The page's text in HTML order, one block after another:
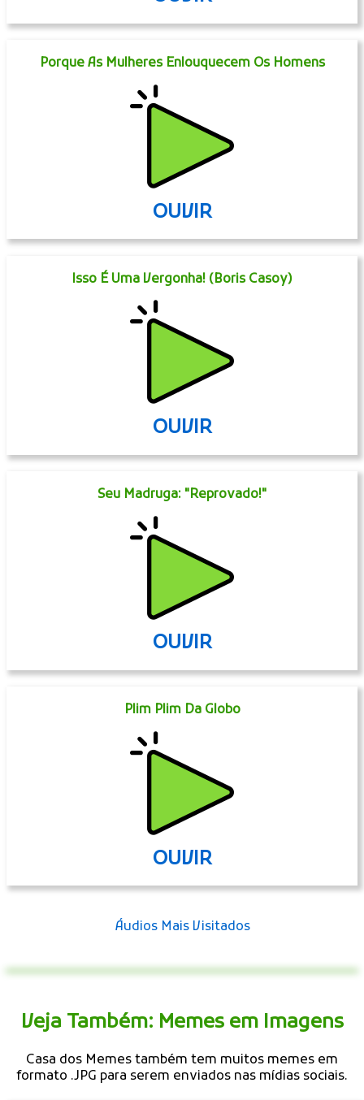
Porque As Mulheres Enlouquecem Os Homens
OUVIR
Isso É Uma Vergonha! (Boris Casoy)
OUVIR
Seu Madruga: "Reprovado!"
OUVIR
Plim Plim Da Globo
OUVIR
Áudios Mais Visitados
Veja Também: Memes em Imagens
Casa dos Memes também tem muitos memes em
formato .JPG para serem enviados nas mídias sociais.